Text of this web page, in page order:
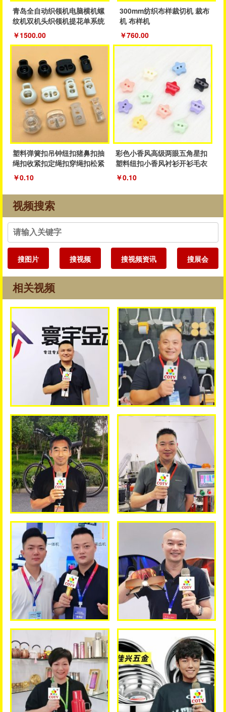
青岛全自动织领机电脑横机螺
纹机双机头织领机提花单系统
织领机
￥1500.00
300mm纺织布样裁切机 裁布
机 布样机
￥760.00
塑料弹簧扣吊钟纽扣猪鼻扣抽
绳扣收紧扣定绳扣穿绳扣松紧
抽绳扣子
￥0.10
彩色小香风高级两眼五角星扣
塑料纽扣小香风衬衫开衫毛衣
纽扣厂家
￥0.10
视频搜索
搜图片 搜视频 搜视频资讯 搜展会
相关视频